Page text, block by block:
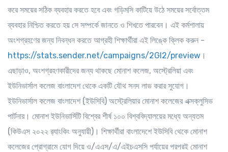
করে সময়ের সঠিক ব্যবহার করতে হবে এবং গড়িমসি কাটিয়ে উঠে সময়ের সর্বোত্তম
ব্যবহার নিশ্চিত করতে হয় সে সম্পর্কে জানতে ও শিখতে পারবেন। এই কর্মশালায়
অংশগ্রহণের জন্য নিবন্ধন করতে আগ্রহী শিক্ষার্থীরা এই লিঙ্কে ক্লিক করুন -
https://stats.sender.net/campaigns/2Gl2/preview ।
এছাড়াও, অংশগ্রহণকারীদের জন্য থাকছে মোনাশ কলেজ, অস্ট্রেলিয়া এবং
ইউনিভার্সাল কলেজ বাংলাদেশ থেকে একটি যৌথ সনদ লাভ করার সুযোগ।
ইউনিভার্সাল কলেজ বাংলাদেশ (ইউসিবি) অস্ট্রেলিয়ার মোনাশ কলেজের এক্সক্লুসিভ
পার্টনার। মোনাশ ইউনিভার্সিটি বিশ্বের শীর্ষ ১০০ বিশ্ববিদ্যালয়ের মধ্যে অন্যতম
(কিউএস ২০২২ র‌্যাংকিং অনুযায়ী)। শিক্ষার্থীরা বাংলাদেশে ইউসিবি থেকে মোনাশ
কলেজের প্রোগ্রামে যোগ দিয়ে ও/এএস/এ/এইচএসসি পর্যায়ের পরপরই মোনাশ